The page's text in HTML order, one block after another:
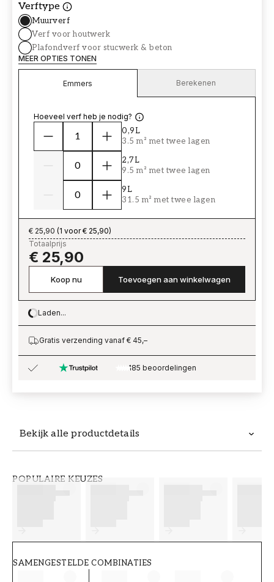
Bekijk alle productdetails
POPULAIRE KEUZES
SAMENGESTELDE COMBINATIES
Verftype
Muurverf
Verf voor houtwerk
Plafondverf voor stucwerk & beton
MEER OPTIES TONEN
Emmers Berekenen
Hoeveel verf heb je nodig?
0,9L
3.5 m² met twee lagen
2,7L
9.5 m² met twee lagen
9L
31.5 m² met twee lagen
€ 25,90 (1 voor € 25,90)
Totaalprijs
€ 25,90
Koop nu Toevoegen aan winkelwagen
Loading…
Laden...
Gratis verzending vanaf € 45,–
185 beoordelingen